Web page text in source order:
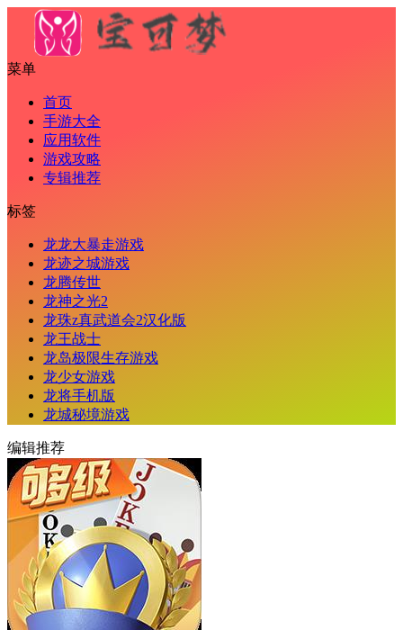
菜单
首页
手游大全
应用软件
游戏攻略
专辑推荐
标签
龙龙大暴走游戏
龙迹之城游戏
龙腾传世
龙神之光2
龙珠z真武道会2汉化版
龙王战士
龙岛极限生存游戏
龙少女游戏
龙将手机版
龙城秘境游戏
编辑推荐